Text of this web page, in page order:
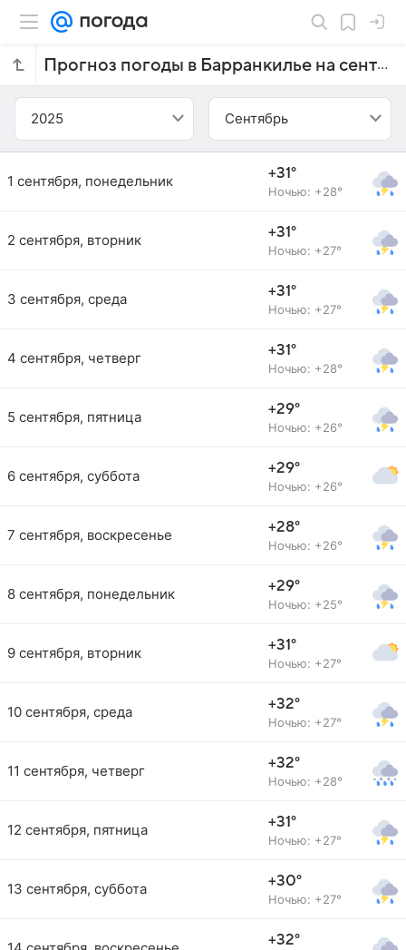
Прогноз погоды в Барранкилье на сентябрь 2025 года
2025 Сентябрь
1 сентября, понедельник +31°
Ночью: +28°
2 сентября, вторник +31°
Ночью: +27°
3 сентября, среда +31°
Ночью: +27°
4 сентября, четверг +31°
Ночью: +28°
5 сентября, пятница +29°
Ночью: +26°
6 сентября, суббота +29°
Ночью: +26°
7 сентября, воскресенье +28°
Ночью: +26°
8 сентября, понедельник +29°
Ночью: +25°
9 сентября, вторник +31°
Ночью: +27°
10 сентября, среда +32°
Ночью: +27°
11 сентября, четверг +32°
Ночью: +28°
12 сентября, пятница +31°
Ночью: +27°
13 сентября, суббота +30°
Ночью: +27°
+32°